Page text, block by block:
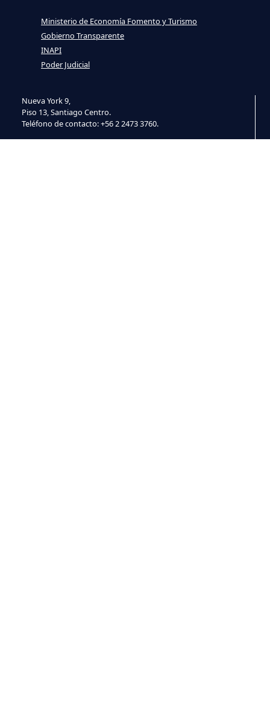
Nueva York 9,
Piso 13, Santiago Centro.
Teléfono de contacto: +56 2 2473 3760.
Ministerio de Economía Fomento y Turismo
Gobierno Transparente
INAPI
Poder Judicial